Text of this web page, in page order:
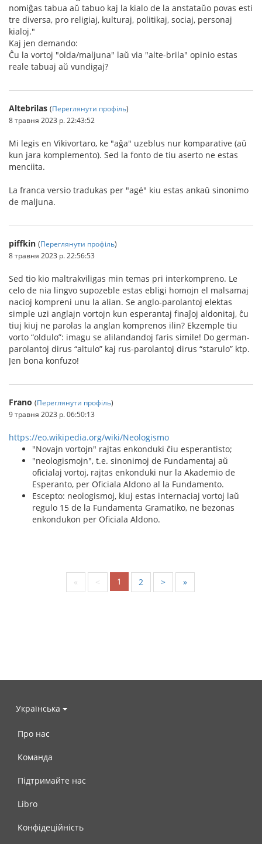
nomiĝas tabua aŭ tabuo kaj la kialo de la anstataŭo povas esti
tre diversa, pro religiaj, kulturaj, politikaj, sociaj, personaj
kialoj."
Kaj jen demando:
Ĉu la vortoj "olda/maljuna" laŭ via "alte-brila" opinio estas
reale tabuaj aŭ vundigaj?
Altebrilas (Переглянути профіль)
8 травня 2023 р. 22:43:52
Mi legis en Vikivortaro, ke "aĝa" uzeblus nur komparative (aŭ
kun jara komplemento). Sed la fonto de tiu aserto ne estas
menciita.
La franca versio tradukas per "agé" kiu estas ankaŭ sinonimo
de maljuna.
piffkin (Переглянути профіль)
8 травня 2023 р. 22:56:53
Sed tio kio maltrakviligas min temas pri interkompreno. Le
celo de nia lingvo supozeble estas ebligi homojn el malsamaj
nacioj kompreni unu la alian. Se anglo-parolantoj elektas
simple uzi anglajn vortojn kun esperantaj finaĵoj aldonitaj, ĉu
tiuj kiuj ne parolas la anglan komprenos ilin? Ekzemple tiu
vorto “oldulo”: imagu se alilandandoj faris simile! Do german-
parolantoj dirus “altulo” kaj rus-parolantoj dirus “starulo” ktp.
Jen bona konfuzo!
Frano (Переглянути профіль)
9 травня 2023 р. 06:50:13
https://eo.wikipedia.org/wiki/Neologismo
"Novajn vortojn" rajtas enkonduki ĉiu esperantisto;
"neologismojn", t.e. sinonimoj de Fundamentaj aŭ
oficialaj vortoj, rajtas enkonduki nur la Akademio de
Esperanto, per Oficiala Aldono al la Fundamento.
Escepto: neologismoj, kiuj estas internaciaj vortoj laŭ
regulo 15 de la Fundamenta Gramatiko, ne bezonas
enkondukon per Oficiala Aldono.
« < 1 2 > »
Українська
Про нас
Команда
Підтримайте нас
Libro
Конфідеційність